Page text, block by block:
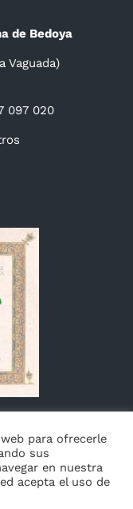
de Bedoya
Vaguada)
097 020
para ofrecerle
sus
en nuestra
acepta el uso de